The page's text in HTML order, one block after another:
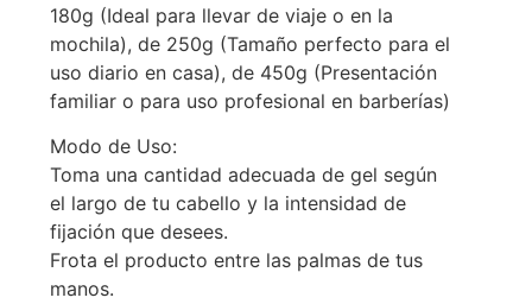
180g (Ideal para llevar de viaje o en la
mochila), de 250g (Tamaño perfecto para el
uso diario en casa), de 450g (Presentación
familiar o para uso profesional en barberías)
Modo de Uso:
Toma una cantidad adecuada de gel según
el largo de tu cabello y la intensidad de
fijación que desees.
Frota el producto entre las palmas de tus
manos.